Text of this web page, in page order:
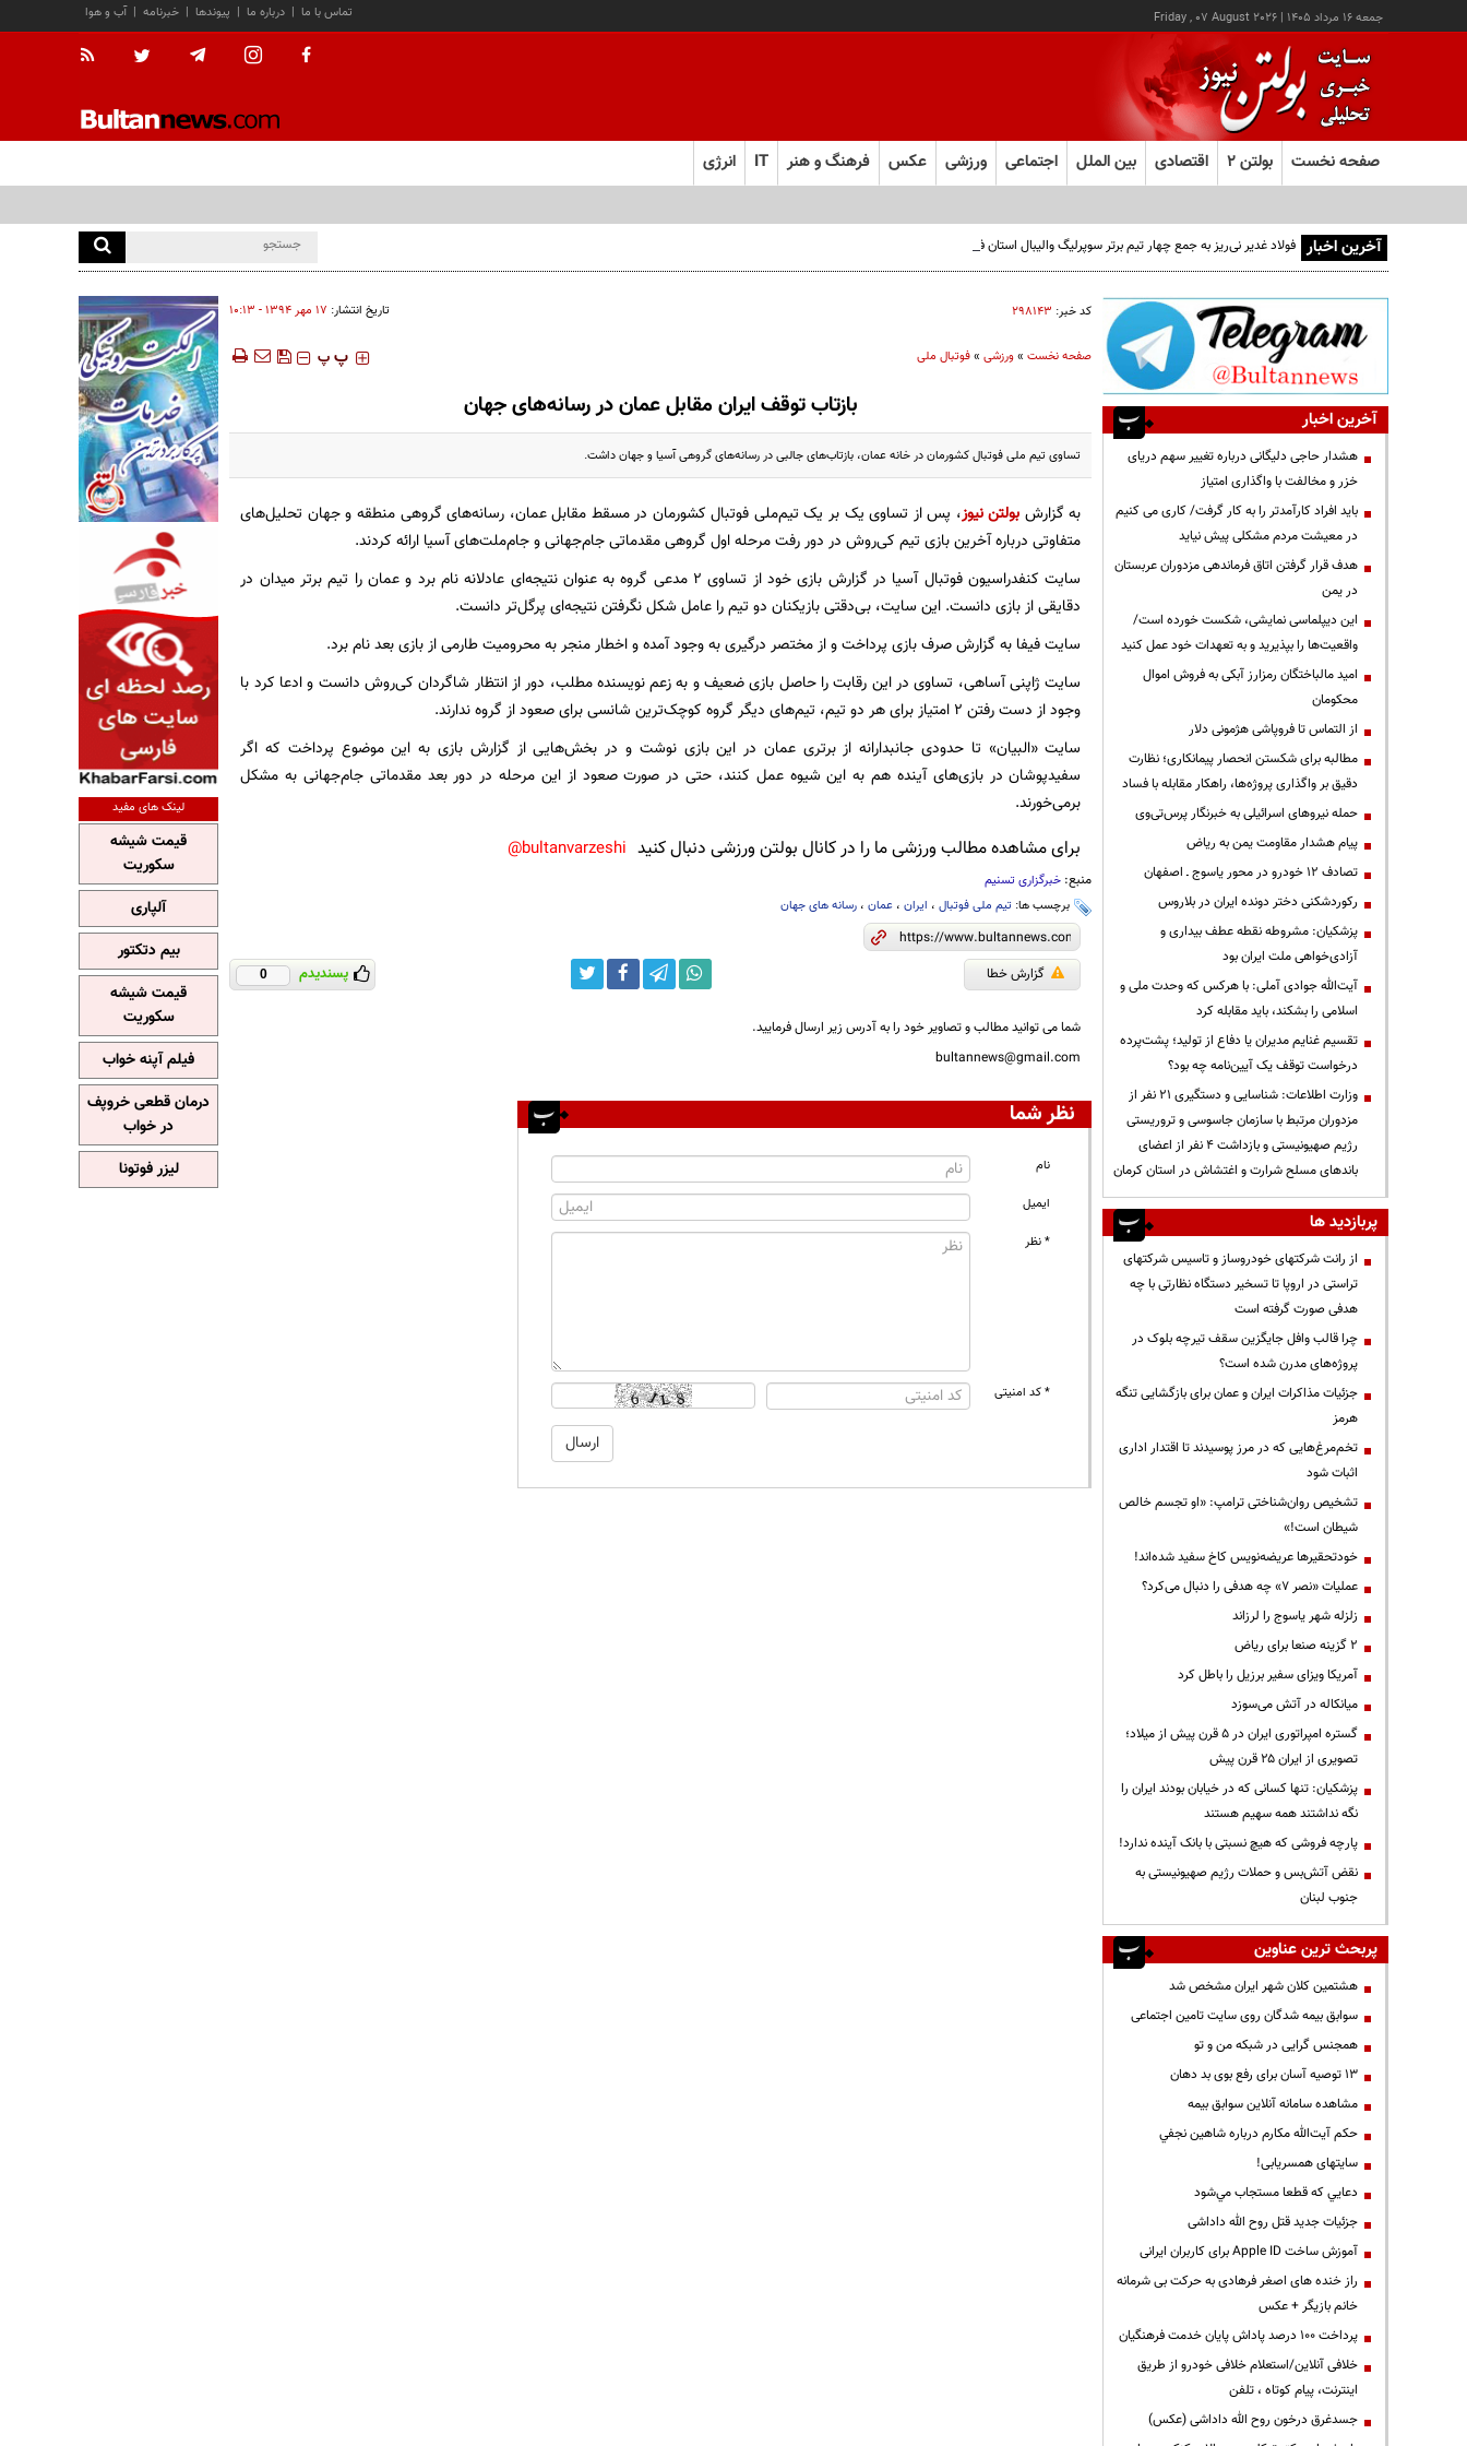
جمعه ۱۶ مرداد ۱۴۰۵ |
Friday , 07 August 2026 آب و هوا | خبرنامه | پیوندها | درباره ما | تماس با ما
صفحه نخست بولتن ۲ اقتصادی بین الملل اجتماعی ورزشی عکس فرهنگ و هنر IT انرژی
آخرین اخبار فولاد غدیر نی‌ریز به جمع چهار تیم برتر سوپرلیگ والیبال استان فارس صعود کرد
کد خبر: ۲۹۸۱۴۳ تاریخ انتشار: ۱۷ مهر ۱۳۹۴ - ۱۰:۱۳
صفحه نخست»ورزشی»فوتبال ملی ‍‍‍ پ پ
بازتاب توقف ایران مقابل عمان در رسانه‌های جهان
تساوی تیم‌ ملی فوتبال کشورمان در خانه عمان، بازتاب‌های جالبی در رسانه‌های گروهی آسیا و جهان داشت.
به گزارش بولتن نیوز، پس از تساوی یک بر یک تیم‌ملی فوتبال کشورمان در مسقط مقابل عمان، رسانه‌های گروهی منطقه و جهان تحلیل‌های
متفاوتی درباره آخرین بازی تیم کی‌روش در دور رفت مرحله اول گروهی مقدماتی جام‌جهانی و جام‌ملت‌های آسیا ارائه کردند.
سایت کنفدراسیون فوتبال آسیا در گزارش بازی خود از تساوی 2 مدعی گروه به عنوان نتیجه‌ای عادلانه نام برد و عمان را تیم برتر میدان در
دقایقی از بازی دانست. این سایت، بی‌دقتی بازیکنان دو تیم را عامل شکل نگرفتن نتیجه‌ای پرگل‌تر دانست.
سایت فیفا به گزارش صرف بازی پرداخت و از مختصر درگیری به وجود آمده و اخطار منجر به محرومیت طارمی از بازی بعد نام برد.
سایت ژاپنی آساهی، تساوی در این رقابت را حاصل بازی ضعیف و به زعم نویسنده مطلب، دور از انتظار شاگردان کی‌روش دانست و ادعا کرد با
وجود از دست رفتن 2 امتیاز برای هر دو تیم، تیم‌های دیگر گروه کوچک‌ترین شانسی برای صعود از گروه ندارند.
سایت «البیان» تا حدودی جانبدارانه از برتری عمان در این بازی نوشت و در بخش‌هایی از گزارش بازی به این موضوع پرداخت که اگر
سفیدپوشان در بازی‌های آینده هم به این شیوه عمل کنند، حتی در صورت صعود از این مرحله در دور بعد مقدماتی جام‌جهانی به مشکل
برمی‌خورند.
برای مشاهده مطالب ورزشی ما را در کانال بولتن ورزشی دنبال کنید bultanvarzeshi@
منبع: خبرگزاری تسنیم
برچسب ها: تیم ملی فوتبال، ایران، عمان، رسانه های جهان
گزارش خطا پسندیدم 0
شما می توانید مطالب و تصاویر خود را به آدرس زیر ارسال فرمایید.
bultannews@gmail.com
نظر شما
نام
ایمیل
* نظر
* کد امنیتی
آخرین اخبار
هشدار حاجی دلیگانی درباره تغییر سهم دریای
خزر و مخالفت با واگذاری امتیاز
باید افراد کارآمدتر را به کار گرفت/ کاری می کنیم
در معیشت مردم مشکلی پیش نیاید
هدف قرار گرفتن اتاق‌ فرماندهی مزدوران عربستان
در یمن
این دیپلماسی نمایشی، شکست خورده است/
واقعیت‌ها را بپذیرید و به تعهدات خود عمل کنید
امید مالباختگان رمزارز آبکی به فروش اموال
محکومان
از التماس تا فروپاشی هژمونی دلار
مطالبه برای شکستن انحصار پیمانکاری؛ نظارت
دقیق بر واگذاری پروژه‌ها، راهکار مقابله با فساد
حمله نیروهای اسرائیلی به خبرنگار پرس‌تی‌وی
پیام هشدار مقاومت یمن به ریاض
تصادف ۱۲ خودرو در محور یاسوج ـ اصفهان
رکوردشکنی دختر دونده ایران در بلاروس
پزشکیان: مشروطه نقطه عطف بیداری و
آزادی‌خواهی ملت ایران بود
آیت‌الله جوادی آملی: با هرکس که وحدت ملی و
اسلامی را بشکند، باید مقابله کرد
تقسیم غنایم مدیران یا دفاع از تولید؛ پشت‌پرده
درخواست توقف یک آیین‌نامه چه بود؟
وزارت اطلاعات: شناسایی و دستگیری ۲۱ نفر از
مزدوران مرتبط با سازمان جاسوسی و تروریستی
رژیم صهیونیستی و بازداشت ۴ نفر از اعضای
باندهای مسلح شرارت و اغتشاش در استان کرمان
پربازدید ها
از رانت‌ شرکتهای خودروساز و تاسیس شرکتهای
تراستی در اروپا تا تسخیر دستگاه نظارتی با چه
هدفی صورت گرفته است
چرا قالب وافل جایگزین سقف تیرچه بلوک در
پروژه‌های مدرن شده است؟
جزئیات مذاکرات ایران و عمان برای بازگشایی تنگه
هرمز
تخم‌مرغ‌هایی که در مرز پوسیدند تا اقتدار اداری
اثبات شود
تشخیص روان‌شناختی ترامپ: «او تجسم خالص
شیطان است!»
خودتحقیرها عریضه‌نویس کاخ سفید شده‌اند!
عملیات «نصر ۷» چه هدفی را دنبال می‌کرد؟
زلزله شهر یاسوج را لرزاند
۲ گزینه صنعا برای ریاض
آمریکا ویزای سفیر برزیل را باطل کرد
میانکاله در آتش می‌سوزد
گستره امپراتوری ایران در ۵ قرن پیش از میلاد؛
تصویری از ایران ۲۵ قرن پیش
پزشکیان: تنها کسانی که در خیابان بودند ایران را
نگه نداشتند همه سهیم هستند
پارچه فروشی که هیچ نسبتی با بانک آینده ندارد!
نقض آتش‌بس و حملات رژیم صهیونیستی به
جنوب لبنان
پربحث ترین عناوین
هشتمین کلان شهر ایران مشخص شد
سوابق بیمه شدگان روی سایت تامین اجتماعی
همجنس گرایی در شبکه من و تو
13 توصیه آسان برای رفع بوی بد دهان
مشاهده سامانه آنلاين سوابق بیمه
حكم آيت‌الله مكارم درباره شاهين نجفي
سایتهای همسریابی!
دعايي كه قطعا مستجاب مي‌شود
جزئیات جدید قتل روح الله داداشی
آموزش ساخت Apple ID برای کاربران ایرانی
راز خنده های اصغر فرهادی به حرکت بی شرمانه
خانم بازیگر + عکس
پرداخت ۱۰۰ درصد پاداش پایان خدمت فرهنگیان
خلافی آنلاین/استعلام خلافی خودرو از طریق
اینترنت، پیام کوتاه ، تلفن
جسدغرق درخون روح الله داداشی (عکس)
لینک های مفید
قیمت شیشه
سکوریت
آلپاری
بیم دتکتور
قیمت شیشه
سکوریت
فیلم آپنه خواب
درمان قطعی خروپف
در خواب
لیزر فوتونا